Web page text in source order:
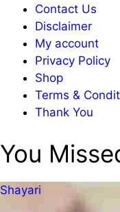
Contact Us
Disclaimer
My account
Privacy Policy
Shop
Terms &
Thank You
You
Shayari